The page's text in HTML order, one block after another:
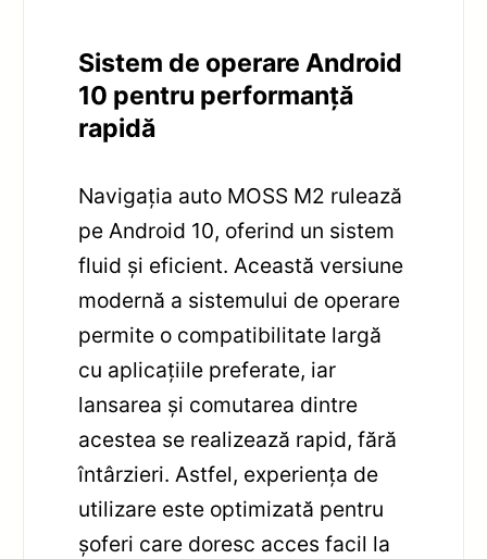
Sistem de operare Android
10 pentru performanță
rapidă
Navigația auto MOSS M2 rulează
pe Android 10, oferind un sistem
fluid și eficient. Această versiune
modernă a sistemului de operare
permite o compatibilitate largă
cu aplicațiile preferate, iar
lansarea și comutarea dintre
acestea se realizează rapid, fără
întârzieri. Astfel, experiența de
utilizare este optimizată pentru
șoferi care doresc acces facil la